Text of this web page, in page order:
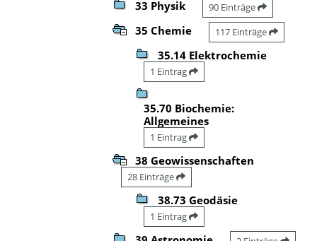
33 Physik 90 Einträge
35 Chemie 117 Einträge
35.14 Elektrochemie
1 Eintrag
35.70 Biochemie:
Allgemeines
1 Eintrag
38 Geowissenschaften
28 Einträge
38.73 Geodäsie
1 Eintrag